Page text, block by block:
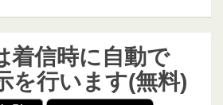
着信時に自動で
を行います(無料)